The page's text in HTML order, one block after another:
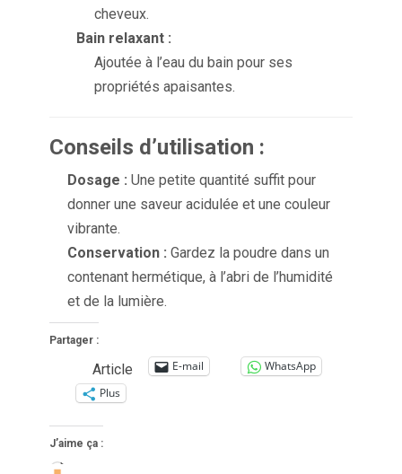
cheveux.
Bain relaxant :
Ajoutée à l’eau du bain pour ses
propriétés apaisantes.
Conseils d’utilisation :
Dosage : Une petite quantité suffit pour
donner une saveur acidulée et une couleur
vibrante.
Conservation : Gardez la poudre dans un
contenant hermétique, à l’abri de l’humidité
et de la lumière.
Partager :
Article E-mail
WhatsApp
Plus
J’aime ça :